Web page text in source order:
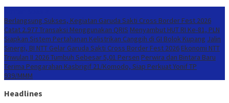
Berlangsung Sukses, Kegiatan Garuda Sakti Cross Border Fest 2026
Catat 2.977 Transaksi Menggunakan QRIS Menyambut HUT RI Ke-81, PLN
Siapkan Sistem Pertahanan Kelistrikan Canggih di GI Bolok Kupang Jalin
Sinergi, BI NTT Gelar Garuda Sakti Cross Border Fest 2026 Ekonomi NTT
Triwulan II 2026 Tumbuh Sebesar 5,01 Persen Perwira dan Bintara Baru
Terima Pengarahan Kasbrigif 21/Komodo, Siap Perkuat Yonif TP
939/MMM
Headlines